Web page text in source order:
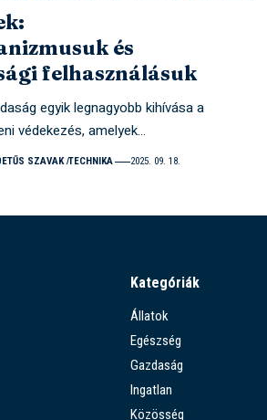
és
felhasználásuk
egyik legnagyobb kihívása a
védekezés, amelyek…
SZAVAK TECHNIKA 2025. 09. 18.
Kategóriák
Állatok
Egészség
Gazdaság
Ingatlan
Közösség